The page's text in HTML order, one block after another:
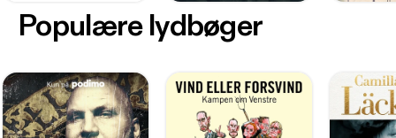
Populære lydbøger